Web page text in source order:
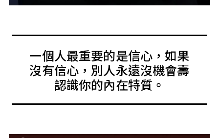
一個人最重要的是信心，如果
沒有信心，別人永遠沒機會壽
認識你的內在特質。